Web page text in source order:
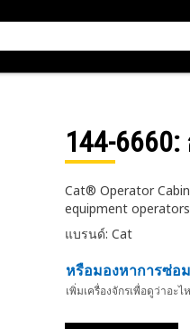
144-6660:
Cat® Operator
equipment operators
แบรนด์: Cat
หรือมองหาการซ่อม
เพิ่มเครื่องจักรเพื่อดูว่าอะ